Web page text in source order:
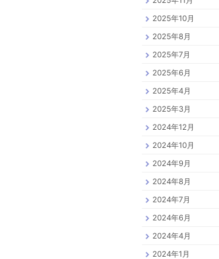
2025年10月
2025年8月
2025年7月
2025年6月
2025年4月
2025年3月
2024年12月
2024年10月
2024年9月
2024年8月
2024年7月
2024年6月
2024年4月
2024年1月